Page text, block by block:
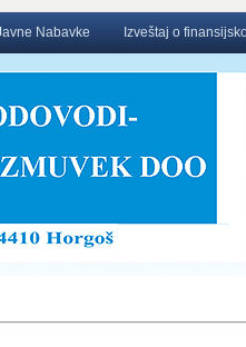
Nabavke Izveštaj o